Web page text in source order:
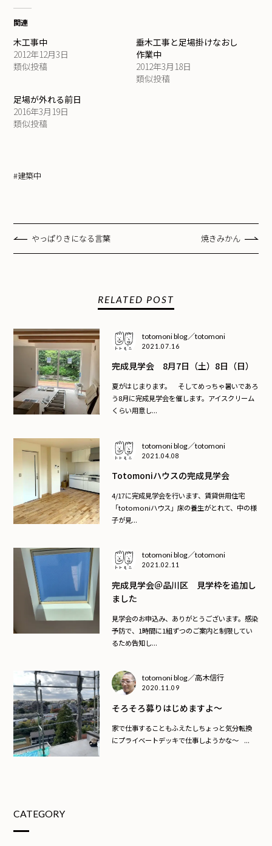
関連
木工事中
2012年12月3日
類似投稿
垂木工事と足場掛けなおし
作業中
2012年3月18日
類似投稿
足場が外れる前日
2016年3月19日
類似投稿
#建築中
やっぱりきになる言葉 焼きみかん
RELATED POST
totomoni blog／totomoni
2021.07.16
完成見学会 8月7日（土）8日（日）
夏がはじまります。 そしてめっちゃ暑いであろ
う8月に完成見学会を催します。アイスクリーム
くらい用意し...
totomoni blog／totomoni
2021.04.08
Totomoniハウスの完成見学会
4/17に完成見学会を行います、賃貸併用住宅
「totomoniハウス」床の養生がとれて、中の様
子が見...
totomoni blog／totomoni
2021.02.11
完成見学会＠品川区 見学枠を追加し
ました
見学会のお申込み、ありがとうございます。感染
予防で、1時間に1組ずつのご案内と制限してい
るため告知し...
totomoni blog／高木信行
2020.11.09
そろそろ募りはじめますよ〜
家で仕事することもふえたしちょっと気分転換
にプライベートデッキで仕事しようかな〜 ...
CATEGORY